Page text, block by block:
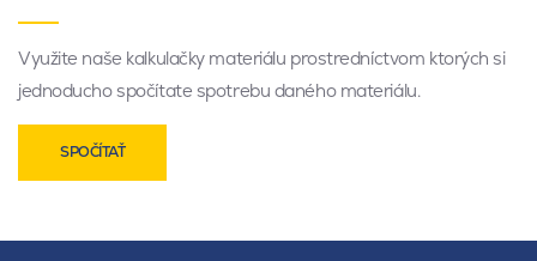
Využite naše kalkulačky materiálu prostredníctvom ktorých si
jednoducho spočítate spotrebu daného materiálu.
SPOČÍTAŤ